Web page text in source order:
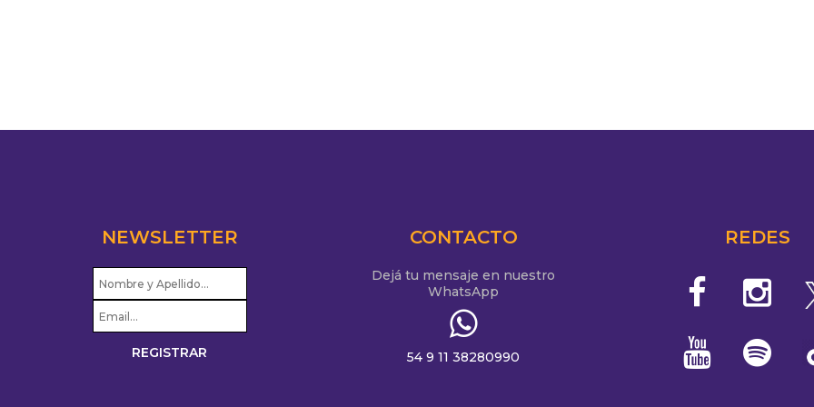
NEWSLETTER CONTACTO
Dejá tu mensaje en nuestro
WhatsApp
54 9 11 38280990
REDES